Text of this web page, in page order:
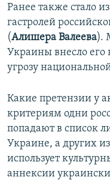
Ранее также стало
гастролей
(Алишера Валеева).
Украины внесло его
угрозу
Какие претензии у
критериям одни
попадают в список
Украине, а других
использует
аннексии